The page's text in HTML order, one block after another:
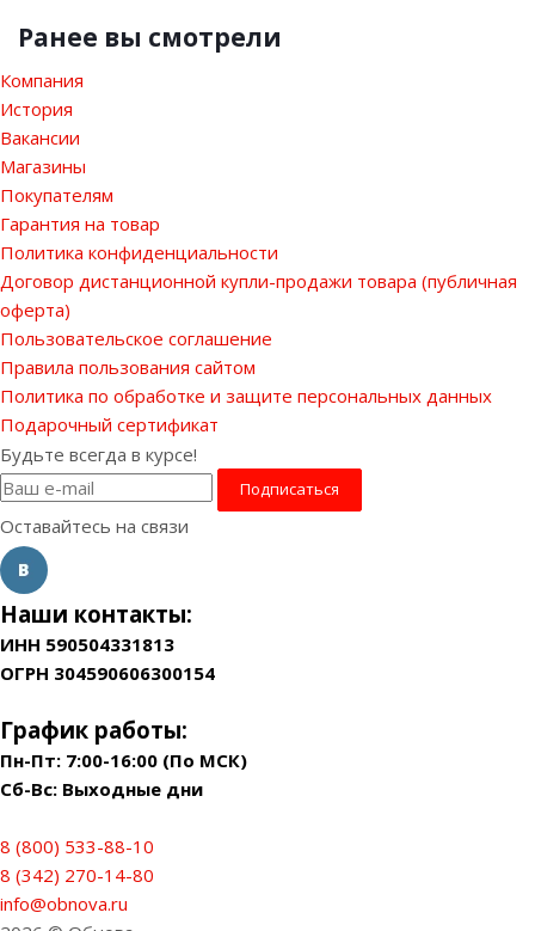
Ранее вы смотрели
Компания
История
Вакансии
Магазины
Покупателям
Гарантия на товар
Политика конфиденциальности
Договор дистанционной купли-продажи товара (публичная
оферта)
Пользовательское соглашение
Правила пользования сайтом
Политика по обработке и защите персональных данных
Подарочный сертификат
Будьте всегда в курсе!
Оставайтесь на связи
Наши контакты:
ИНН 590504331813
ОГРН 304590606300154
График работы:
Пн-Пт: 7:00-16:00 (По МСК)
Сб-Вс: Выходные дни
8 (800) 533-88-10
8 (342) 270-14-80
info@obnova.ru